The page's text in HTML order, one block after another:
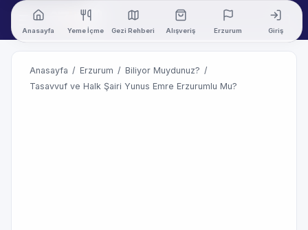
Anasayfa Yeme İçme Gezi Rehberi Alışveriş Erzurum Giriş
Anasayfa / Erzurum / Biliyor Muydunuz? /
Tasavvuf ve Halk Şairi Yunus Emre Erzurumlu Mu?